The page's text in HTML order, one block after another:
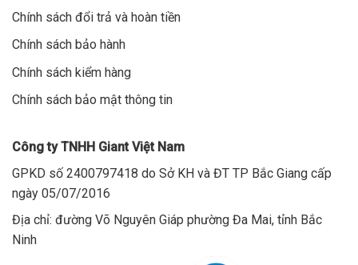
Chính sách đổi trả và hoàn tiền
Chính sách bảo hành
Chính sách kiểm hàng
Chính sách bảo mật thông tin
Công ty TNHH Giant Việt Nam
GPKD số 2400797418 do Sở KH và ĐT TP Bắc Giang cấp
ngày 05/07/2016
Địa chỉ: đường Võ Nguyên Giáp phường Đa Mai, tỉnh Bắc
Ninh